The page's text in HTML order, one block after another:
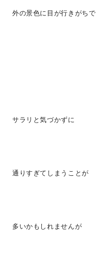
外の景色に目が行きがちで
サラリと気づかずに
通りすぎてしまうことが
多いかもしれませんが